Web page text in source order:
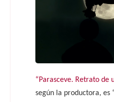
“Parasceve. Retrato de
según la productora, es